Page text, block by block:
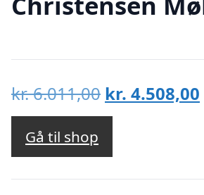
kr.6.011,00 Den
oprindelige
var:
kr. 6.011,00.
kr. 4.508,00
Gå til shop